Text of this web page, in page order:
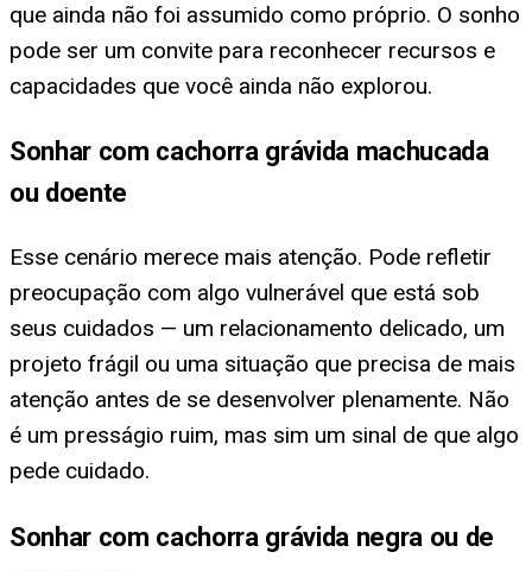
que ainda não foi assumido como próprio. O sonho
pode ser um convite para reconhecer recursos e
capacidades que você ainda não explorou.
Sonhar com cachorra grávida machucada
ou doente
Esse cenário merece mais atenção. Pode refletir
preocupação com algo vulnerável que está sob
seus cuidados — um relacionamento delicado, um
projeto frágil ou uma situação que precisa de mais
atenção antes de se desenvolver plenamente. Não
é um presságio ruim, mas sim um sinal de que algo
pede cuidado.
Sonhar com cachorra grávida negra ou de